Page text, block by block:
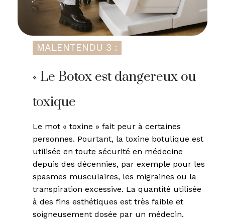
MALENTENDU 3 :
« Le Botox est dangereux ou
toxique
Le mot « toxine » fait peur à certaines
personnes. Pourtant, la toxine botulique est
utilisée en toute sécurité en médecine
depuis des décennies, par exemple pour les
spasmes musculaires, les migraines ou la
transpiration excessive. La quantité utilisée
à des fins esthétiques est très faible et
soigneusement dosée par un médecin.